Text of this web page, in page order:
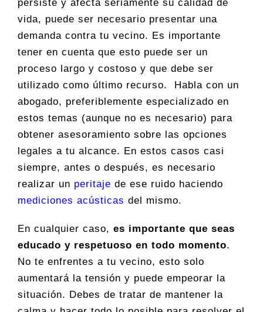
persiste y afecta seriamente su calidad de
vida, puede ser necesario presentar una
demanda contra tu vecino. Es importante
tener en cuenta que esto puede ser un
proceso largo y costoso y que debe ser
utilizado como último recurso. Habla con un
abogado, preferiblemente especializado en
estos temas (aunque no es necesario) para
obtener asesoramiento sobre las opciones
legales a tu alcance. En estos casos casi
siempre, antes o después, es necesario
realizar un peritaje de ese ruido haciendo
mediciones acústicas del mismo.
En cualquier caso, es importante que seas
educado y respetuoso en todo momento.
No te enfrentes a tu vecino, esto solo
aumentará la tensión y puede empeorar la
situación. Debes de tratar de mantener la